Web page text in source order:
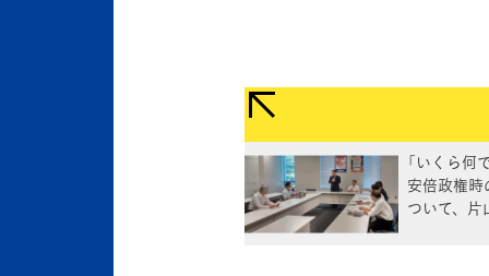
「いくら何
安倍政権
ついて、片